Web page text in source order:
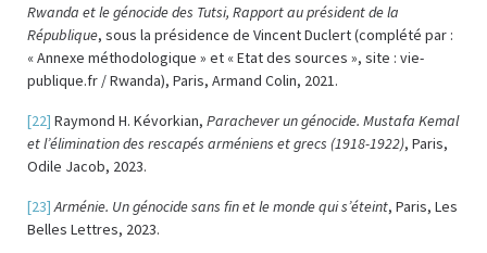
Rwanda et le génocide des Tutsi, Rapport au président de la
République, sous la présidence de Vincent Duclert (complété par :
« Annexe méthodologique » et « Etat des sources », site : vie-
publique.fr / Rwanda), Paris, Armand Colin, 2021.
[22] Raymond H. Kévorkian, Parachever un génocide. Mustafa Kemal
et l’élimination des rescapés arméniens et grecs (1918-1922), Paris,
Odile Jacob, 2023.
[23] Arménie. Un génocide sans fin et le monde qui s’éteint, Paris, Les
Belles Lettres, 2023.